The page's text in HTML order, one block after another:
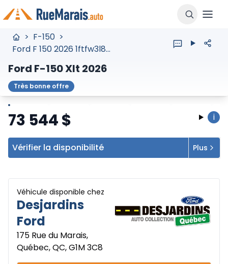
> F-150 >
Ford F 150 2026 1ftfw3l85tke53972
Ford F-150 Xlt 2026
Très bonne offre
ArrêterPrécédent
Suivant
73 544$ i
Vérifier la disponibilité Plus
Véhicule disponible chez
Desjardins
Ford
175 Rue du Marais,
Québec, QC, G1M 3C8